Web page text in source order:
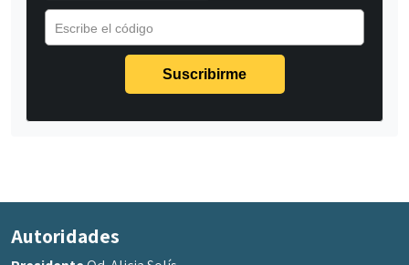
Escribe el código
Autoridades